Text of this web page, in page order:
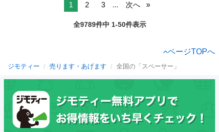
1 2 3 ... 次へ
全9789件中 1-50件表示
ページTOPへ
ジモティー 売ります・あげます 全国の「スペーサー」